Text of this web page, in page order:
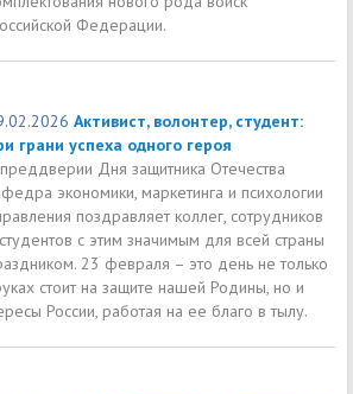
Федерации.
Активист, волонтер, студент:
грани успеха одного героя
Дня защитника Отечества
экономики, маркетинга и психологии
поздравляет коллег, сотрудников
с этим значимым для всей страны
23 февраля – это день не только
стоит на защите нашей Родины, но и
России, работая на ее благо в тылу.